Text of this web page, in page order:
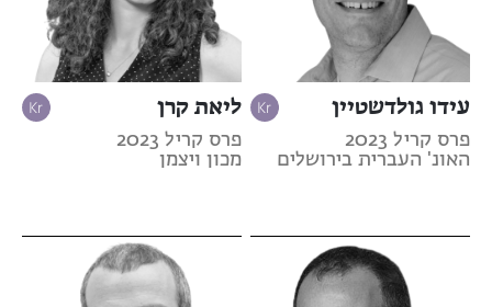
עידו גולדשטיין
פרס קריל 2023
האונ' העברית בירושלים
ליאת קרן
פרס קריל 2023
מכון ויצמן